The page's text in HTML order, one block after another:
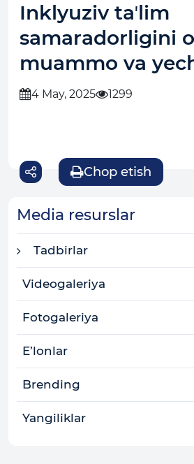
Inklyuziv taʼlim
samaradorligini
muammo va
4 May, 2025 1299
Chop etish
Media resurslar
Tadbirlar
Videogaleriya
Fotogaleriya
E’lonlar
Brending
Yangiliklar